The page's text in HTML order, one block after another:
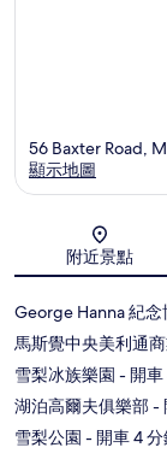
56 Baxter Road,
顯示地圖
附近景點
George Hanna 紀念
馬斯覺中央美利通
雪梨冰族樂園 - 開車
湖泊高爾夫俱樂部-
雪梨公園 - 開車 4